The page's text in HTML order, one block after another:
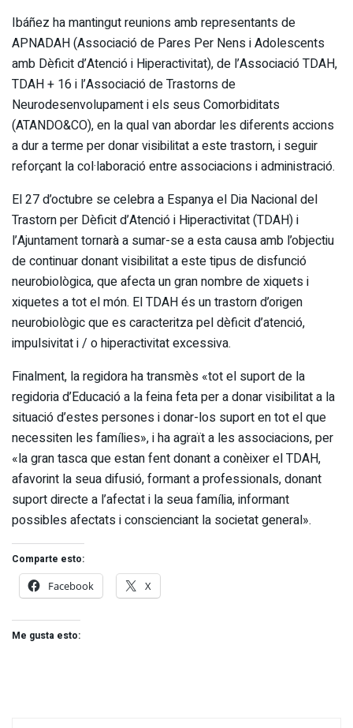
Ibáñez ha mantingut reunions amb representants de
APNADAH (Associació de Pares Per Nens i Adolescents
amb Dèficit d’Atenció i Hiperactivitat), de l’Associació TDAH,
TDAH + 16 i l’Associació de Trastorns de
Neurodesenvolupament i els seus Comorbiditats
(ATANDO&CO), en la qual van abordar les diferents accions
a dur a terme per donar visibilitat a este trastorn, i seguir
reforçant la col·laboració entre associacions i administració.
El 27 d’octubre se celebra a Espanya el Dia Nacional del
Trastorn per Dèficit d’Atenció i Hiperactivitat (TDAH) i
l’Ajuntament tornarà a sumar-se a esta causa amb l’objectiu
de continuar donant visibilitat a este tipus de disfunció
neurobiològica, que afecta un gran nombre de xiquets i
xiquetes a tot el món. El TDAH és un trastorn d’origen
neurobiològic que es caracteritza pel dèficit d’atenció,
impulsivitat i / o hiperactivitat excessiva.
Finalment, la regidora ha transmès «tot el suport de la
regidoria d’Educació a la feina feta per a donar visibilitat a la
situació d’estes persones i donar-los suport en tot el que
necessiten les famílies», i ha agraït a les associacions, per
«la gran tasca que estan fent donant a conèixer el TDAH,
afavorint la seua difusió, formant a professionals, donant
suport directe a l’afectat i la seua família, informant
possibles afectats i conscienciant la societat general».
Comparte esto:
Facebook
X
Me gusta esto: